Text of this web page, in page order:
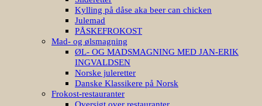
PÅSKEFROKOST
Mad- og ølsmagning
ØL- OG MADSMAGNING MED JAN-ERIK
INGVALDSEN
Norske juleretter
Danske Klassikere på Norsk
Frokost-restauranter
Oversigt over restauranter
Signaturretter
Ølshirts